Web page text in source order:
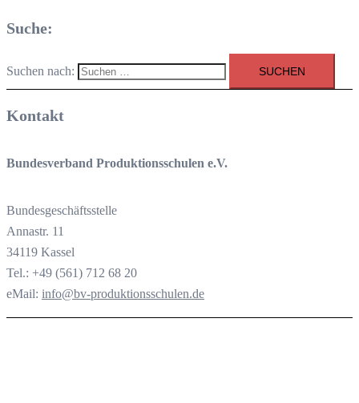
Suche:
Suchen nach:
Kontakt
Bundesverband Produktionsschulen e.V.
Bundesgeschäftsstelle
Annastr. 11
34119 Kassel
Tel.: +49 (561) 712 68 20
eMail: info@bv-produktionsschulen.de